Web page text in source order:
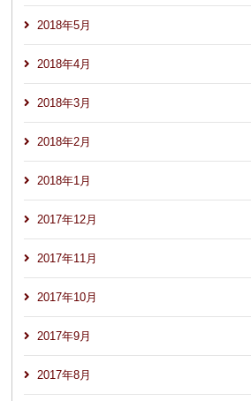
2018年5月
2018年4月
2018年3月
2018年2月
2018年1月
2017年12月
2017年11月
2017年10月
2017年9月
2017年8月